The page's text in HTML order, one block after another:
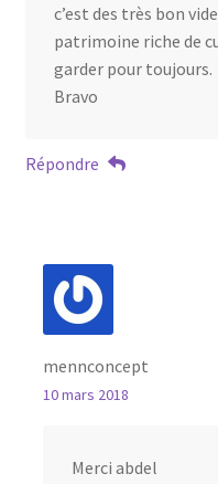
c’est des très bon
patrimoine riche de
garder pour toujours.
Bravo
Répondre
mennconcept
10 mars 2018
Merci abdel